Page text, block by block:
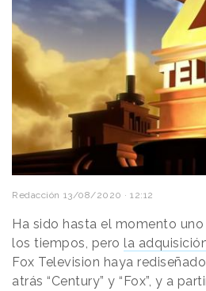
Redacción 13/08/2020 · 12:12
Ha sido hasta el momento
los tiempos, pero la
Fox Television haya
atrás “Century” y “Fox”, y a